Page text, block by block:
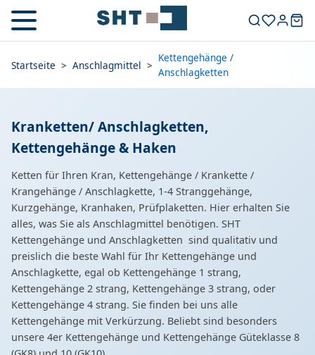
Startseite > Anschlagmittel >
Kettengehänge /
Anschlagketten
Kranketten/ Anschlagketten,
Kettengehänge & Haken
Ketten für Ihren Kran, Kettengehänge / Krankette /
Krangehänge / Anschlagkette, 1-4 Stranggehänge,
Kurzgehänge, Kranhaken, Prüfplaketten. Hier erhalten Sie
alles, was Sie als Anschlagmittel benötigen. SHT
Kettengehänge und Anschlagketten sind qualitativ und
preislich die beste Wahl für Ihr Kettengehänge und
Anschlagkette, egal ob Kettengehänge 1 strang,
Kettengehänge 2 strang, Kettengehänge 3 strang, oder
Kettengehänge 4 strang. Sie finden bei uns alle
Kettengehänge mit Verkürzung. Beliebt sind besonders
unsere 4er Kettengehänge und Kettengehänge Güteklasse 8